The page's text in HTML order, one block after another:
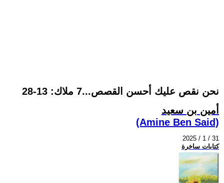
نحن نقص عليك أحسن القصص...7 ملاك: 13-28
أمين بن سعيد
(Amine Ben Said)
2025 / 1 / 31
كتابات ساخرة